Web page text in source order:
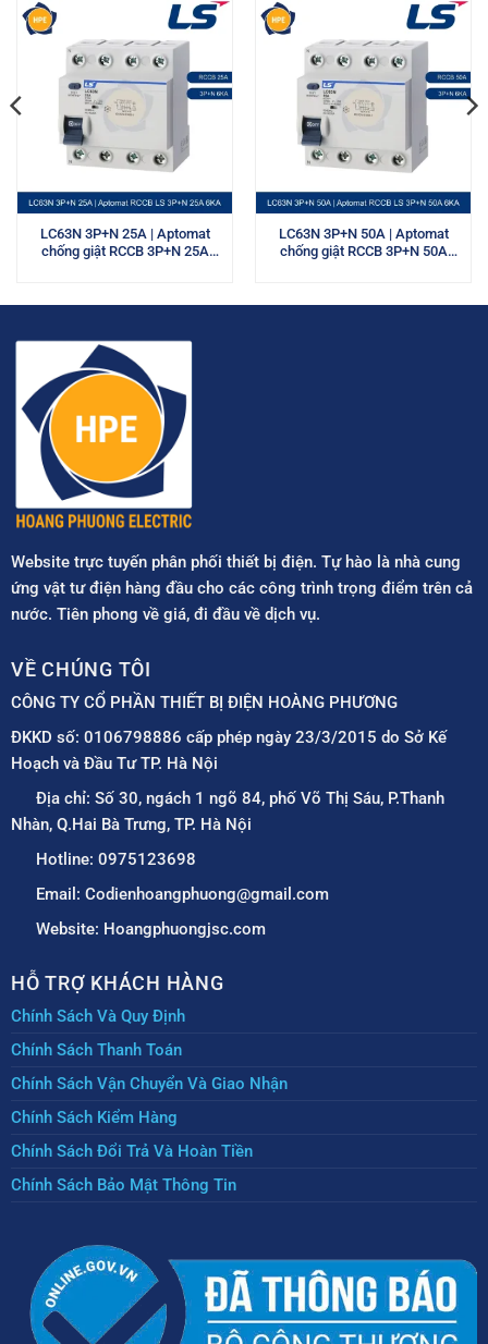
LC63N 3P+N 25A | Aptomat
chống giật RCCB 3P+N 25A
LC63N 3P+N 50A | Aptomat
chống giật RCCB 3P+N 50A
Website trực tuyến phân phối thiết bị điện. Tự hào là nhà cung
ứng vật tư điện hàng đầu cho các công trình trọng điểm trên cả
nước. Tiên phong về giá, đi đầu về dịch vụ.
VỀ CHÚNG TÔI
CÔNG TY CỔ PHẦN THIẾT BỊ ĐIỆN HOÀNG PHƯƠNG
ĐKKD số: 0106798886 cấp phép ngày 23/3/2015 do Sở Kế
Hoạch và Đầu Tư TP. Hà Nội
Địa chỉ: Số 30, ngách 1 ngõ 84, phố Võ Thị Sáu, P.Thanh
Nhàn, Q.Hai Bà Trưng, TP. Hà Nội
Hotline: 0975123698
Email: Codienhoangphuong@gmail.com
Website: Hoangphuongjsc.com
HỖ TRỢ KHÁCH HÀNG
Chính Sách Và Quy Định
Chính Sách Thanh Toán
Chính Sách Vận Chuyển Và Giao Nhận
Chính Sách Kiểm Hàng
Chính Sách Đổi Trả Và Hoàn Tiền
Chính Sách Bảo Mật Thông Tin